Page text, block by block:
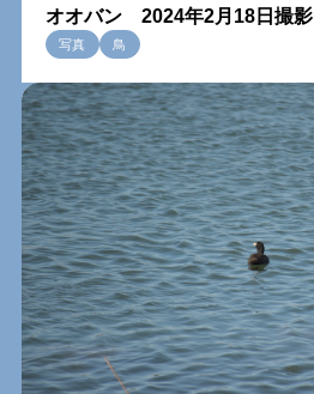
オオバン 2024年2月18日撮影
写真 鳥